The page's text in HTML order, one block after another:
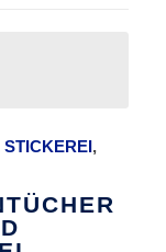
STICKEREI,